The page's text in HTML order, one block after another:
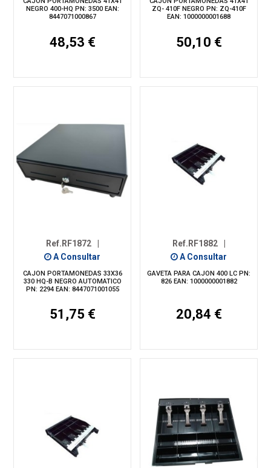
NEGRO 400-HQ PN: 3500 EAN:
8447071000867
48,53 €
ZQ- 410F NEGRO PN: ZQ-410F
EAN: 1000000001688
50,10 €
Ref.RF1872
A Consultar
CAJON PORTAMONEDAS 33X36
330 HQ-B NEGRO AUTOMATICO
PN: 2294 EAN: 8447071001055
51,75 €
Ref.RF1882
A Consultar
GAVETA PARA CAJON 400 LC PN:
826 EAN: 1000000001882
20,84 €